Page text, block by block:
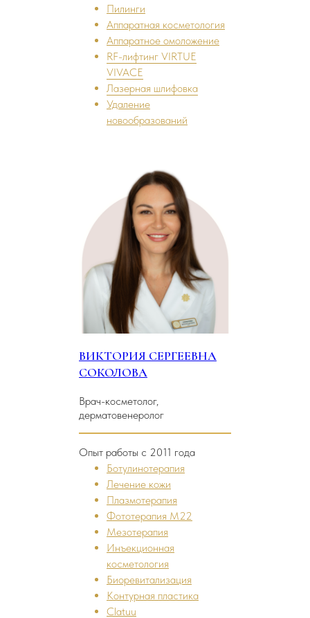
Пилинги
Аппаратная косметология
Аппаратное омоложение
RF-лифтинг VIRTUE
VIVACE
Лазерная шлифовка
Удаление
новообразований
ВИКТОРИЯ СЕРГЕЕВНА
СОКОЛОВА
Врач-косметолог,
дерматовенеролог
Опыт работы с 2011 года
Ботулинотерапия
Лечение кожи
Плазмотерапия
Фототерапия M22
Мезотерапия
Инъекционная
косметология
Биоревитализация
Контурная пластика
Clatuu